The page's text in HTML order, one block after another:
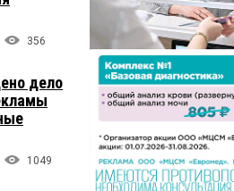
356
дело
1049